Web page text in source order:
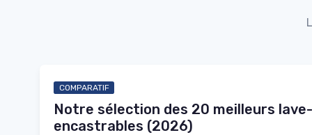
COMPARATIF
Notre sélection des 20 meilleurs
encastrables (2026)